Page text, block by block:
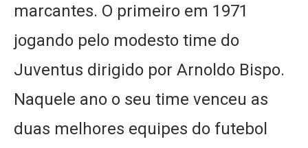
marcantes. O primeiro em 1971
jogando pelo modesto time do
Juventus dirigido por Arnoldo Bispo.
Naquele ano o seu time venceu as
duas melhores equipes do futebol